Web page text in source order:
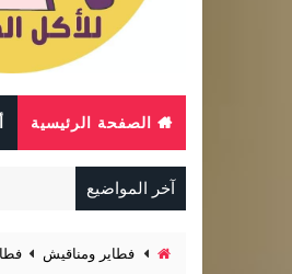
الصفحة الرئيسية
آخر المواضيع
فطاير ومناقيش